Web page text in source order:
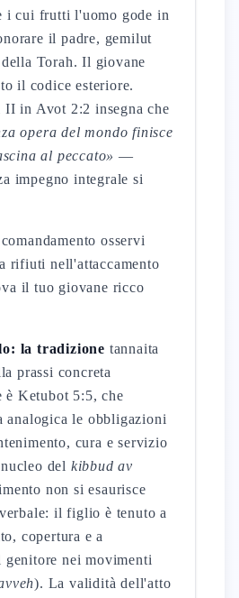
i cui frutti l'uomo gode in
il padre, gemilut
Torah. Il giovane
il codice esteriore.
II in Avot 2:2 insegna che
opera del mondo finisce
al peccato» —
impegno integrale si
osservi
rifiuti nell'attaccamento
il tuo giovane ricco
la tradizione tannaita
prassi concreta
Ketubot 5:5, che
analogica le obbligazioni
cura e servizio
del kibbud av
non si esaurisce
il figlio è tenuto a
copertura e a
genitore nei movimenti
). La validità dell'atto